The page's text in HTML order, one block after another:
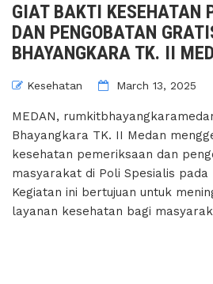
GIAT BAKTI KESEHATAN
DAN PENGOBATAN
BHAYANGKARA TK. II
Kesehatan March 13, 2025
MEDAN,
Bhayangkara TK. II Medan
kesehatan pemeriksaan dan
masyarakat di Poli Spesialis pada
Kegiatan ini bertujuan untuk
layanan kesehatan bagi